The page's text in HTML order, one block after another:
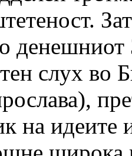
денешниот
слух во
на идеите